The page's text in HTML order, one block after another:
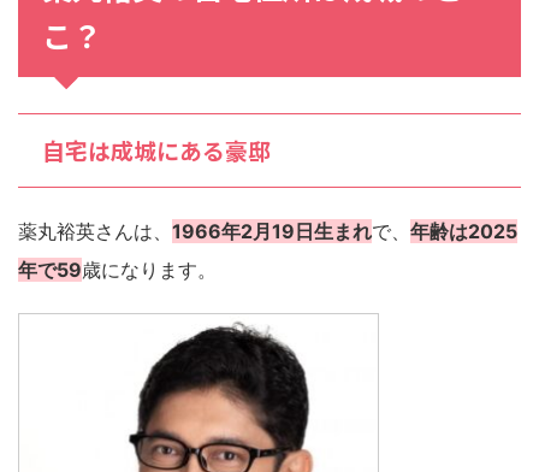
こ？
自宅は成城にある豪邸
薬丸裕英さんは、 1966年2月19日生まれで、 年齢は2025
年で59歳になります。